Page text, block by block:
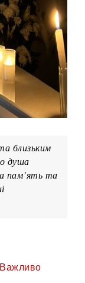
близьким
душа
пам’ять та
Важливо